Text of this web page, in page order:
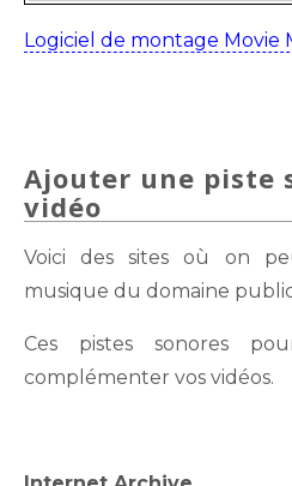
Logiciel de montage Movie
Ajouter une piste
vidéo
Voici des sites où on
musique du domaine
Ces pistes sonores
complémenter vos vidéos.